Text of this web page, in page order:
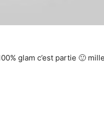
glam c’est partie 🙂